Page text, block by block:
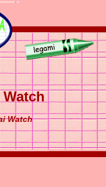
Watch